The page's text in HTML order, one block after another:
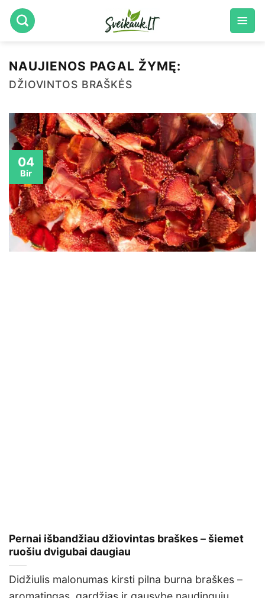
Skip
to
NAUJIENOS PAGAL ŽYMĘ:
DŽIOVINTOS BRAŠKĖS
Pernai išbandžiau džiovintas braškes – šiemet
ruošiu dvigubai daugiau
Didžiulis malonumas kirsti pilna burna braškes –
04
Bir